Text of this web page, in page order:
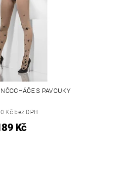
S PAVOUKY
Kč bez DPH
Kč